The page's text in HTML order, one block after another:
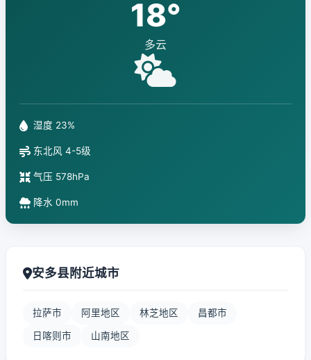
18°
多云
湿度 23%
东北风 4-5级
气压 578hPa
降水 0mm
安多县附近城市
拉萨市 阿里地区 林芝地区 昌都市
日喀则市 山南地区